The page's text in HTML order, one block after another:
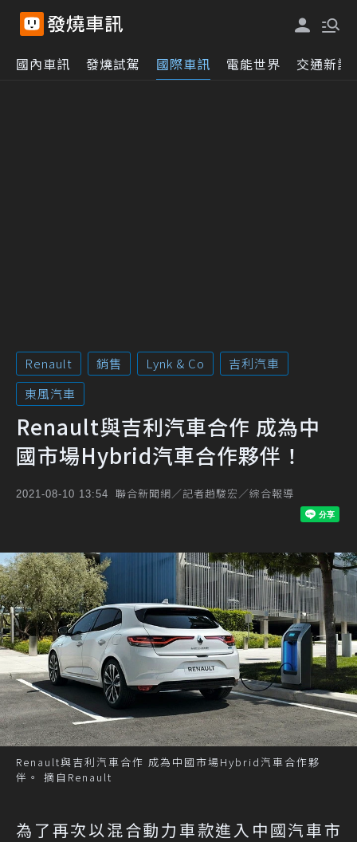
國內車訊 發燒試駕 國際車訊 電能世界 交通新訊
Renault 銷售 Lynk & Co
吉利汽車
東風汽車
Renault與吉利汽車合作 成為中
國市場Hybrid汽車合作夥伴！
2021-08-10 13:54 聯合新聞網／記者趙駿宏／綜合報導
Renault與吉利汽車合作 成為中國市場Hybrid汽車合作夥
伴。 摘自Renault
為了再次以混合動力車款進入中國汽車市